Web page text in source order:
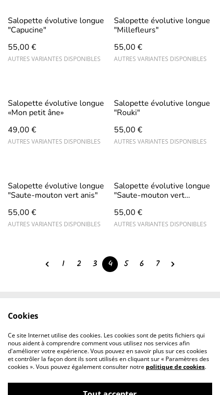
Salopette évolutive longue
"Capucine"
55,00 €
AUTRES VARIANTES DISPONIBLES
Salopette évolutive longue
"Millefleurs"
55,00 €
AUTRES VARIANTES DISPONIBLES
Salopette évolutive longue
«Mon petit âne»
49,00 €
AUTRES VARIANTES DISPONIBLES
Salopette évolutive longue
"Rouki"
55,00 €
AUTRES VARIANTES DISPONIBLES
Salopette évolutive longue
"Saute-mouton vert anis"
55,00 €
AUTRES VARIANTES DISPONIBLES
Salopette évolutive longue
"Saute-mouton vert
55,00 €
AUTRES VARIANTES DISPONIBLES
1 2 3 4 5 6 7
professionnels
Cookies
Ce site Internet utilise des cookies. Les cookies sont de petits fichiers qui
nous aident à comprendre comment vous utilisez nos services afin
d'améliorer votre expérience. Vous pouvez en savoir plus sur ces cookies
et contrôler la façon dont ils sont utilisés en cliquant sur « Paramètres des
cookies ». Vous pouvez également consulter notre politique de cookies.